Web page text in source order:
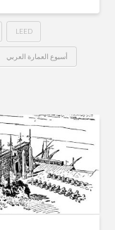
LEED
أسبوع العمارة العربي